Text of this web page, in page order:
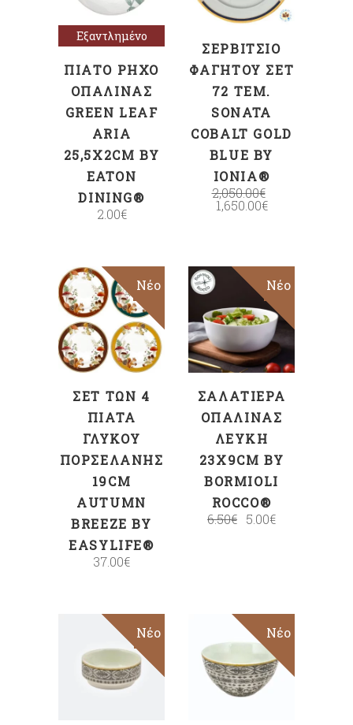
Εξαντλημένο
ΠΙΆΤΟ ΡΗΧΌ
ΟΠΑΛΊΝΑΣ
GREEN LEAF
ARIA
25,5X2CM BY
EATON
DINING®
2.00€
ΣΕΡΒΊΤΣΙΟ
ΦΑΓΗΤΟΎ ΣΕΤ
72 ΤΕΜ.
SONATA
COBALT GOLD
BLUE BY
IONIA®
2,050.00€
1,650.00€
Sold
Νέο
Διαβάστε
περισσότερα
ΣΕΤ ΤΩΝ 4
ΠΙΆΤΑ
ΓΛΥΚΟΎ
ΠΟΡΣΕΛΆΝΗΣ
19CM
AUTUMN
BREEZE BY
EASYLIFE®
37.00€
Sale
Νέο
ΠΡΟΣΘΉΚΗ
ΣΤΟ ΚΑΛΆΘΙ
ΣΑΛΑΤΙΈΡΑ
ΟΠΑΛΊΝΑΣ
ΛΕΥΚΉ
23X9CM BY
BORMIOLI
ROCCO®
6.50€ 5.00€
Sale
Νέο
ΠΡΟΣΘΉΚΗ
ΣΤΟ ΚΑΛΆΘΙ
Νέο
ΠΡΟΣΘΉΚΗ
ΣΤΟ ΚΑΛΆΘΙ